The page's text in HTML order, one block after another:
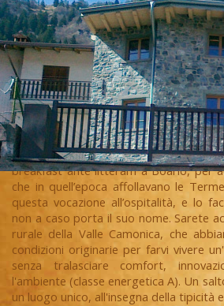
Nella nostra famiglia l’ospitalità è una
’40, quando nonna Orsolina si
breakfast ante litteram a Boario, per
che in quell’epoca affollavano le
questa vocazione all’ospitalità, e lo
non a caso porta il suo nome. Sarete
rurale della Valle Camonica, che
condizioni originarie per farvi vivere
senza tralasciare comfort,
l'ambiente (classe energetica A). Un
un luogo unico, all'insegna della tipicità